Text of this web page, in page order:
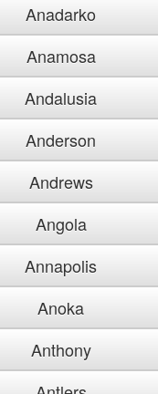
Anadarko
Anamosa
Andalusia
Anderson
Andrews
Angola
Annapolis
Anoka
Anthony